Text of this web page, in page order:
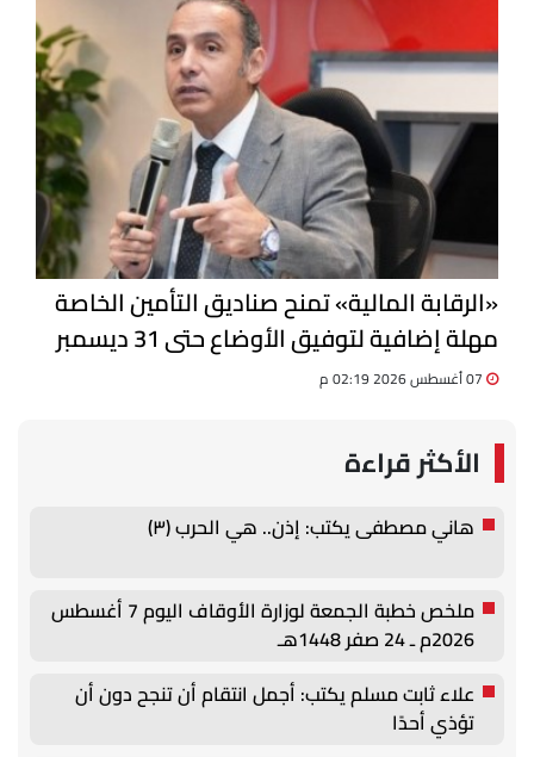
«الرقابة المالية» تمنح صناديق التأمين الخاصة
مهلة إضافية لتوفيق الأوضاع حتى 31 ديسمبر
الأكثر قراءة
هاني مصطفى يكتب: إذن.. هي الحرب (٣)
ملخص خطبة الجمعة لوزارة الأوقاف اليوم 7 أغسطس
2026م ـ 24 صفر 1448هـ
علاء ثابت مسلم يكتب: أجمل انتقام أن تنجح دون أن
تؤذي أحدًا